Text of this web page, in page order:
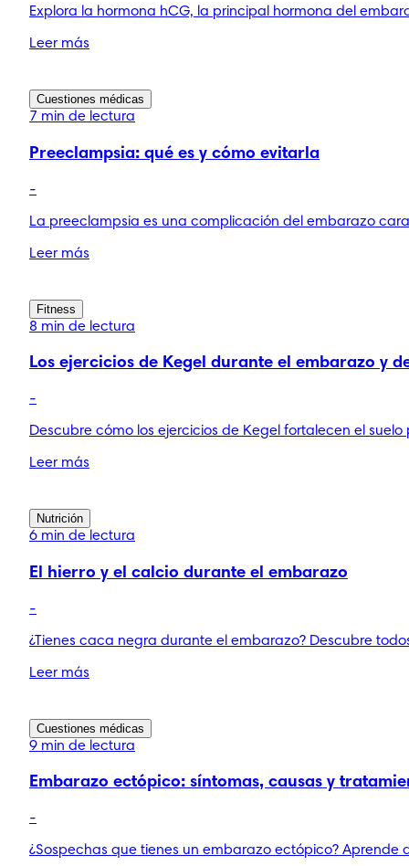
Explora la hormona hCG, la principal hormona del
Leer más
Cuestiones médicas
7 min de lectura
Preeclampsia: qué es y cómo evitarla
-
La preeclampsia es una complicación del embarazo
Leer más
Fitness
8 min de lectura
Los ejercicios de Kegel durante el embarazo y
-
Descubre cómo los ejercicios de Kegel fortalecen el
Leer más
Nutrición
6 min de lectura
El hierro y el calcio durante el embarazo
-
¿Tienes caca negra durante el embarazo? Descubre
Leer más
Cuestiones médicas
9 min de lectura
Embarazo ectópico: síntomas, causas y
-
¿Sospechas que tienes un embarazo ectópico? Aprende